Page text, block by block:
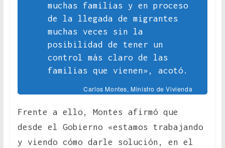
muchas familias y en proceso
de la llegada de migrantes
muchas veces sin la
posibilidad de tener un
control más claro de las
familias que vienen», acotó.
Carlos Montes, Ministro de Vivienda
Frente a ello, Montes afirmó que
desde el Gobierno «estamos trabajando
y viendo cómo darle solución, en el